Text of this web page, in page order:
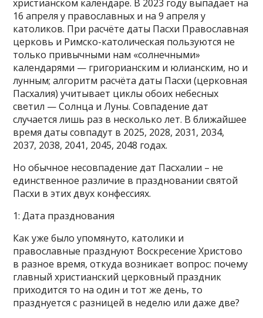
христианском календаре. В 2023 году выпадает на
16 апреля у православных и на 9 апреля у
католиков. При расчёте даты Пасхи Православная
церковь и Римско-католическая пользуются не
только привычными нам «солнечными»
календарями — григорианским и юлианским, но и
лунным; алгоритм расчёта даты Пасхи (церковная
Пасхалия) учитывает циклы обоих небесных
светил — Солнца и Луны. Совпадение дат
случается лишь раз в несколько лет. В ближайшее
время даты совпадут в 2025, 2028, 2031, 2034,
2037, 2038, 2041, 2045, 2048 годах.
Но обычное несовпадение дат Пасхалии – не
единственное различие в праздновании святой
Пасхи в этих двух конфессиях.
1: Дата празднования
Как уже было упомянуто, католики и
православные празднуют Воскресение Христово
в разное время, откуда возникает вопрос: почему
главный христианский церковный праздник
приходится то на один и тот же день, то
празднуется с разницей в неделю или даже две?